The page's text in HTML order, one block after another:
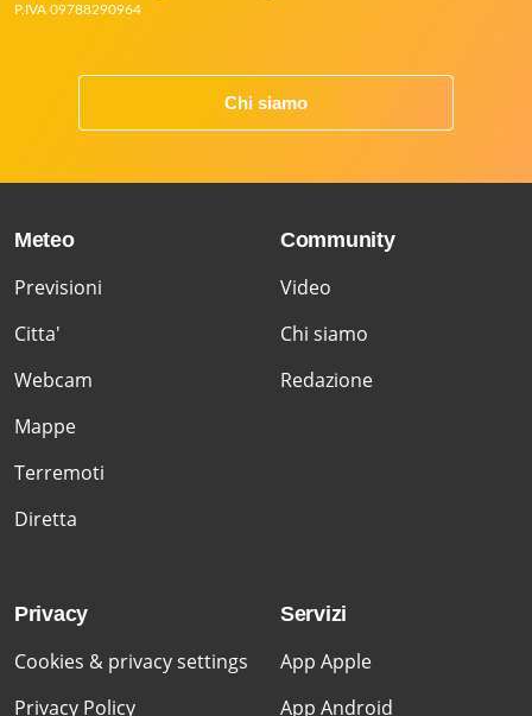
P.IVA 09788290964
Chi siamo
Meteo
Previsioni
Citta'
Webcam
Mappe
Terremoti
Diretta
Community
Video
Chi siamo
Redazione
Privacy
Cookies & privacy settings
Privacy Policy
Servizi
App Apple
App Android